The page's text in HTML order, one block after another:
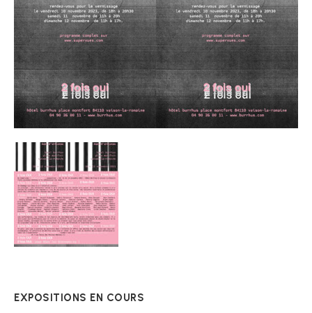
EXPOSITIONS EN COURS